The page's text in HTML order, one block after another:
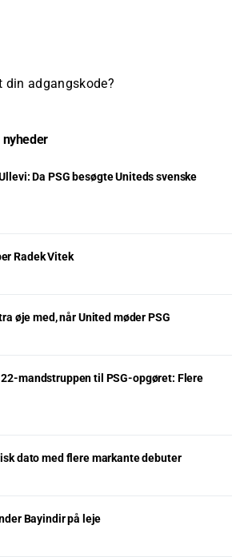
din adgangskode?
nyheder
Da PSG besøgte Uniteds svenske
Radek Vitek
øje med, når United møder PSG
mandstruppen til PSG-opgøret: Flere
dato med flere markante debuter
Bayindir på leje